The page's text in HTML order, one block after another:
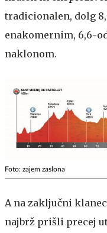
tradicionalen, dolg
enakomernim, 6,6-
naklonom.
Foto: zajem zaslona
A na zaključni
najbrž prišli precej